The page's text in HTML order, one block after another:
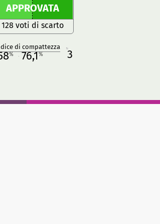
APPROVATA
128 voti di scarto
di compattezza
% 76,1% 3